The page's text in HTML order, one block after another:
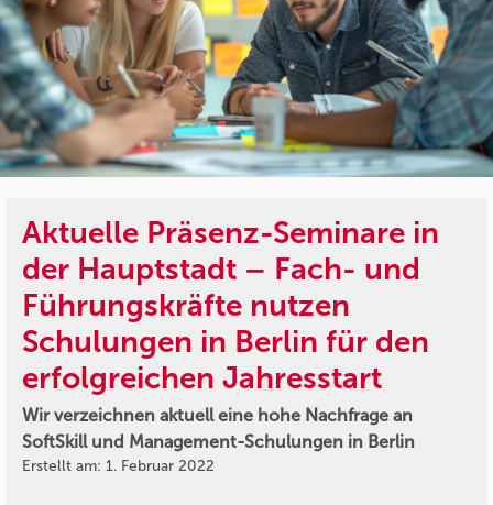
Aktuelle Präsenz-Seminare in
der Hauptstadt – Fach- und
Führungskräfte nutzen
Schulungen in Berlin für den
erfolgreichen Jahresstart
Wir verzeichnen aktuell eine hohe Nachfrage an
SoftSkill und Management-Schulungen in Berlin
Erstellt am: 1. Februar 2022